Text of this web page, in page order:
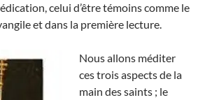
celui d’être témoins comme le
et dans la première lecture.
Nous allons méditer
ces trois aspects de la
main des saints ; le